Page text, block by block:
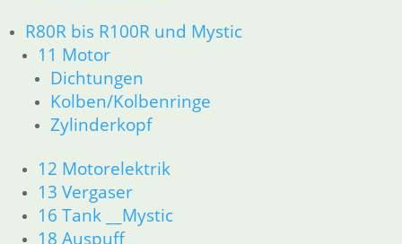
R80R bis R100R und Mystic
11 Motor
Dichtungen
Kolben/Kolbenringe
Zylinderkopf
12 Motorelektrik
13 Vergaser
16 Tank __Mystic
18 Auspuff
36 Räder
46 Rahmen & Verkleidung
51 Spiegel & Schlösser
52 Sitzbank
61 Fahrzeugelektrik
62 Instrumente
11 Motor
Dichtungen
Zylinderkopf
Kolben/Kolbenringe